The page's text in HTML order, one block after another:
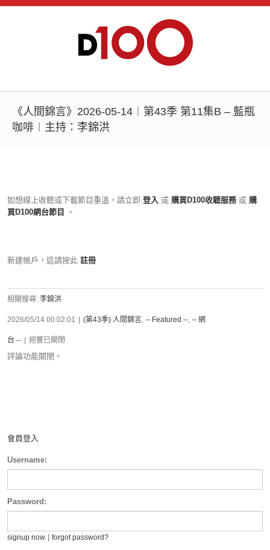
《人間錦言》2026-05-14︱第43季 第11集B – 藍瓶
咖啡︱主持：李錦洪
如想線上收聽或下載節目重溫，請立即 登入 或 購買D100收聽服務 或 購
買D100網台節目
。
新建帳戶，這請按此 註冊
相關搜尋: 李錦洪
2026/05/14 00:02:01 (第43季) 人間錦言, -- Featured --, -- 網
台 -- 迴響已關閉
評論功能關閉。
會員登入
Username:
Password:
signup now forgot password?